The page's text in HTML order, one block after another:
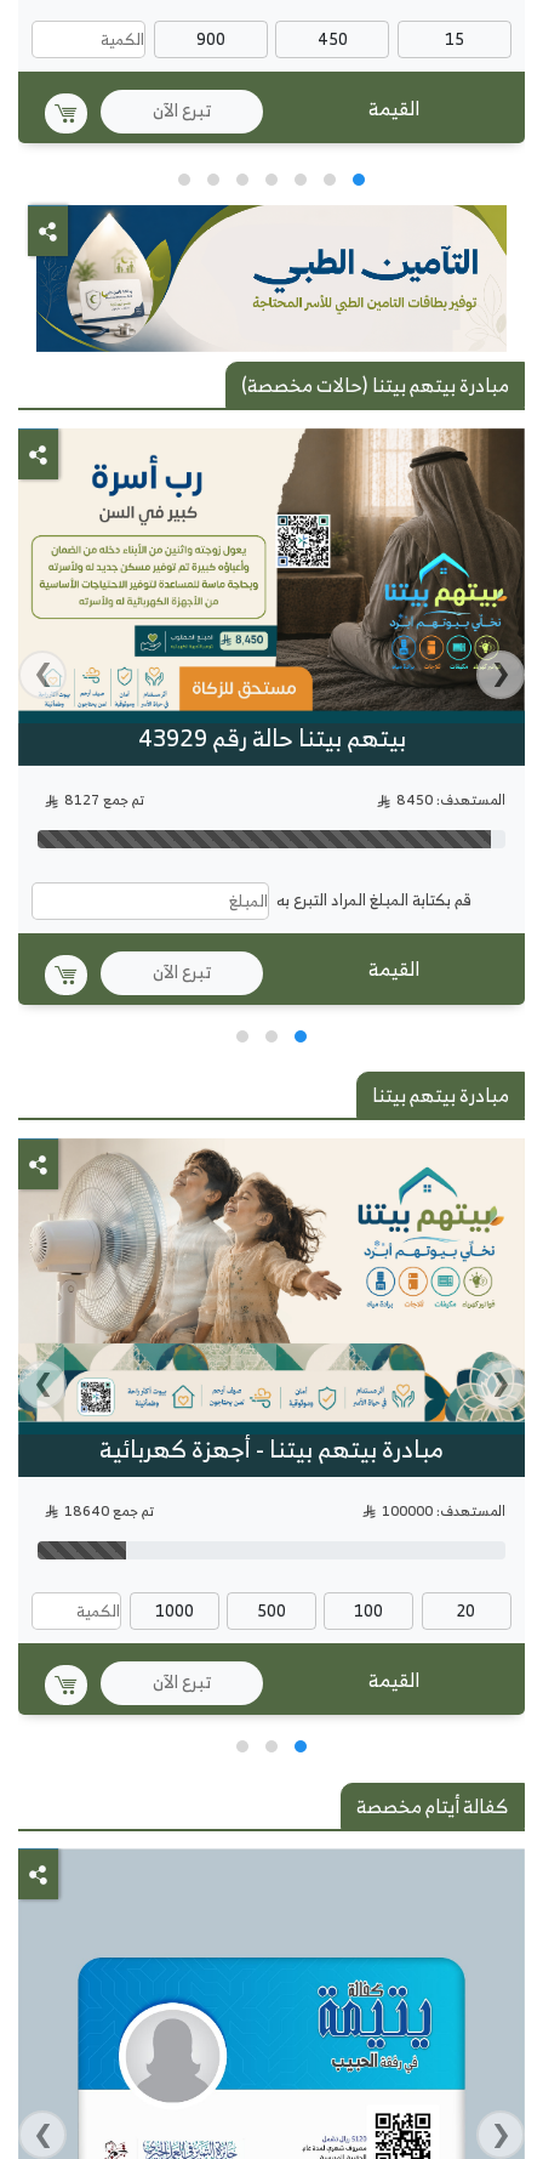
15
450
900
تبرع الآن
مبادرة بيتهم بيتنا (حالات مخصصة)
بيتهم بيتنا حالة رقم 43929
المستهدف: 8450 تم جمع 8127
قم بكتابة المبلغ المراد التبرع به
تبرع الآن
‹
›
مبادرة بيتهم بيتنا
مبادرة بيتهم بيتنا - أجهزة كهربائية
المستهدف: 100000 تم جمع 18640
20
100
500
1000
تبرع الآن
‹
›
كفالة أيتام مخصصة
‹
›